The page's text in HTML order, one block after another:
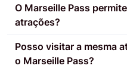
O Marseille Pass
atrações?
Posso visitar a mesma
o Marseille Pass?